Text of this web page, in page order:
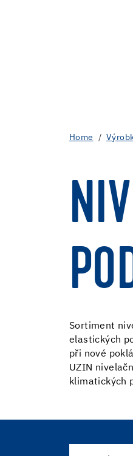
Home
Sortiment
elastických
při nové
UZIN
klimatických